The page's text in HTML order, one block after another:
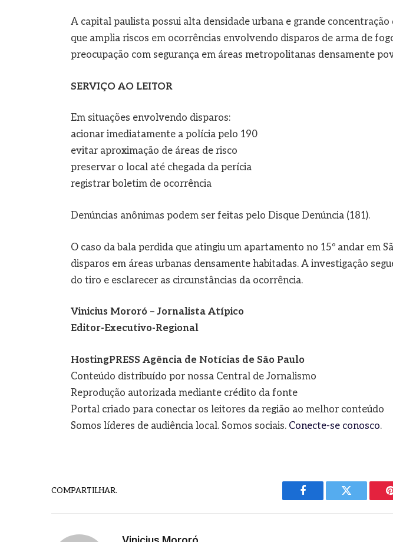
A capital paulista possui alta densidade urbana e grande concentração
que amplia riscos em ocorrências envolvendo disparos de arma de
preocupação com segurança em áreas metropolitanas densamente
SERVIÇO AO LEITOR
Em situações envolvendo disparos:
acionar imediatamente a polícia pelo 190
evitar aproximação de áreas de risco
preservar o local até chegada da perícia
registrar boletim de ocorrência
Denúncias anônimas podem ser feitas pelo Disque Denúncia (181).
O caso da bala perdida que atingiu um apartamento no 15º andar em
disparos em áreas urbanas densamente habitadas. A investigação
do tiro e esclarecer as circunstâncias da ocorrência.
Vinicius Mororó – Jornalista Atípico
Editor-Executivo-Regional
HostingPRESS Agência de Notícias de São Paulo
Conteúdo distribuído por nossa Central de Jornalismo
Reprodução autorizada mediante crédito da fonte
Portal criado para conectar os leitores da região ao melhor conteúdo
Somos líderes de audiência local. Somos sociais. Conecte-se conosco.
COMPARTILHAR.
Facebook Twitter